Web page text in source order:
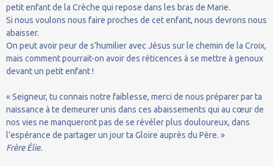
petit enfant de la Crèche qui repose dans les bras de Marie.
Si nous voulons nous faire proches de cet enfant, nous devrons nous
abaisser.
On peut avoir peur de s’humilier avec Jésus sur le chemin de la Croix,
mais comment pourrait-on avoir des réticences à se mettre à genoux
devant un petit enfant !
« Seigneur, tu connais notre faiblesse, merci de nous préparer par ta
naissance à te demeurer unis dans ces abaissements qui au cœur de
nos vies ne manqueront pas de se révéler plus douloureux, dans
l’espérance de partager un jour ta Gloire auprès du Père. »
Frère Élie.